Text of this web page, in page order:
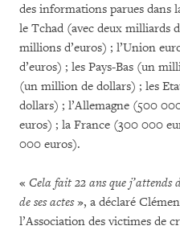
des informations parues dans
le Tchad (avec deux milliards
millions d’euros) ; l’Union
d’euros) ; les Pays-Bas (un
(un million de dollars) ; les
dollars) ; l’Allemagne (500
euros) ; la France (300 000
000 euros).
« Cela fait 22 ans que j’attends
de ses actes», a déclaré
l’Association des victimes de